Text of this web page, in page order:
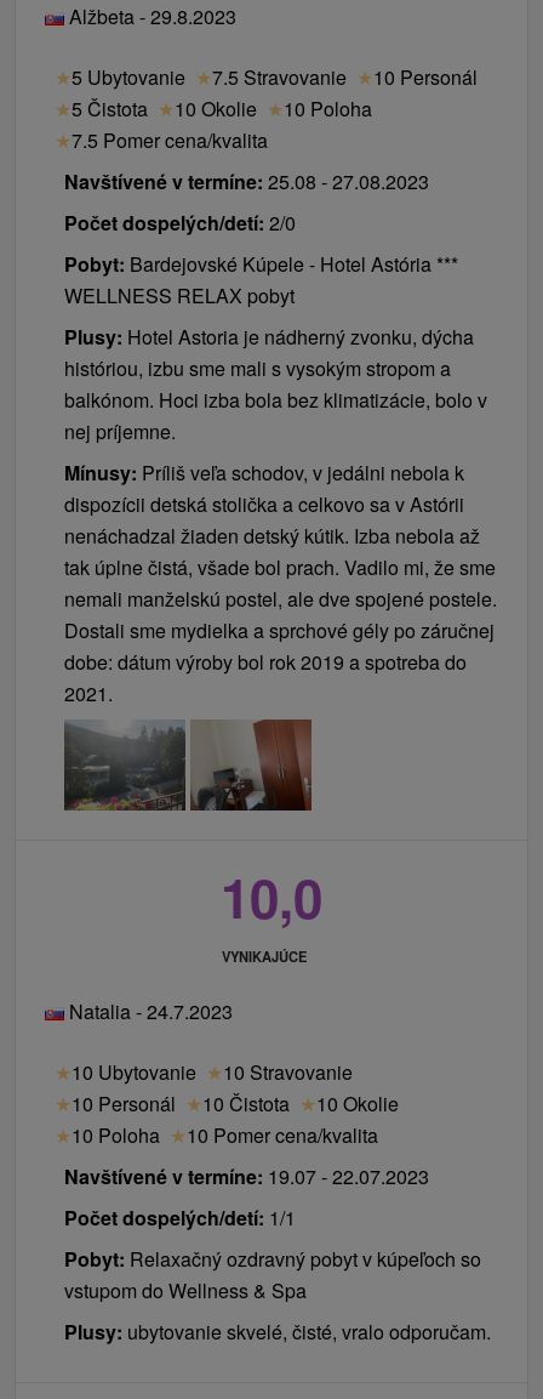
Alžbeta - 29.8.2023
★5 Ubytovanie ★7.5 Stravovanie ★10 Personál
★5 Čistota ★10 Okolie ★10 Poloha
★7.5 Pomer cena/kvalita
Navštívené v termíne: 25.08 - 27.08.2023
Počet dospelých/detí: 2/0
Pobyt: Bardejovské Kúpele - Hotel Astória ***
WELLNESS RELAX pobyt
Plusy: Hotel Astoria je nádherný zvonku, dýcha
históriou, izbu sme mali s vysokým stropom a
balkónom. Hoci izba bola bez klimatizácie, bolo v
nej príjemne.
Mínusy: Príliš veľa schodov, v jedálni nebola k
dispozícii detská stolička a celkovo sa v Astórii
nenáchadzal žiaden detský kútik. Izba nebola až
tak úplne čistá, všade bol prach. Vadilo mi, že sme
nemali manželskú postel, ale dve spojené postele.
Dostali sme mydielka a sprchové gély po záručnej
dobe: dátum výroby bol rok 2019 a spotreba do
2021.
10,0
VYNIKAJÚCE
Natalia - 24.7.2023
★10 Ubytovanie ★10 Stravovanie
★10 Personál ★10 Čistota ★10 Okolie
★10 Poloha ★10 Pomer cena/kvalita
Navštívené v termíne: 19.07 - 22.07.2023
Počet dospelých/detí: 1/1
Pobyt: Relaxačný ozdravný pobyt v kúpeľoch so
vstupom do Wellness & Spa
Plusy: ubytovanie skvelé, čisté, vralo odporučam.